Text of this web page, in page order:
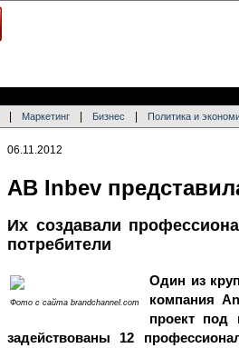
Маркетинг Бизнес Политика и
06.11.2012
AB Inbev
Их создавали
потребители
Фото с сайта brandchannel.com
Один из
компания
проект под
задействованы 12